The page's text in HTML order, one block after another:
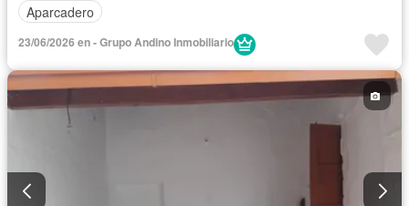
Aparcadero
23/06/2026 en - Grupo Andino Inmobiliario